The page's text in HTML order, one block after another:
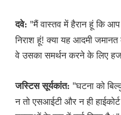
दवे: "मैं वास्तव में हैरान हूं कि
निराश हूं! क्या यह आदमी
वे उसका समर्थन करने के लिए
जस्टिस सूर्यकांत: "घटना को
न तो एसआईटी और न ही